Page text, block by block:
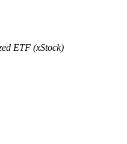
longo prazo e interesses flexíveis
ETF (xStock)